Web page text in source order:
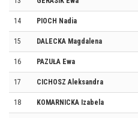
14 PIOCH Nadia
15 DALECKA Magdalena
16 PAZUŁA Ewa
17 CICHOSZ Aleksandra
18 KOMARNICKA Izabela